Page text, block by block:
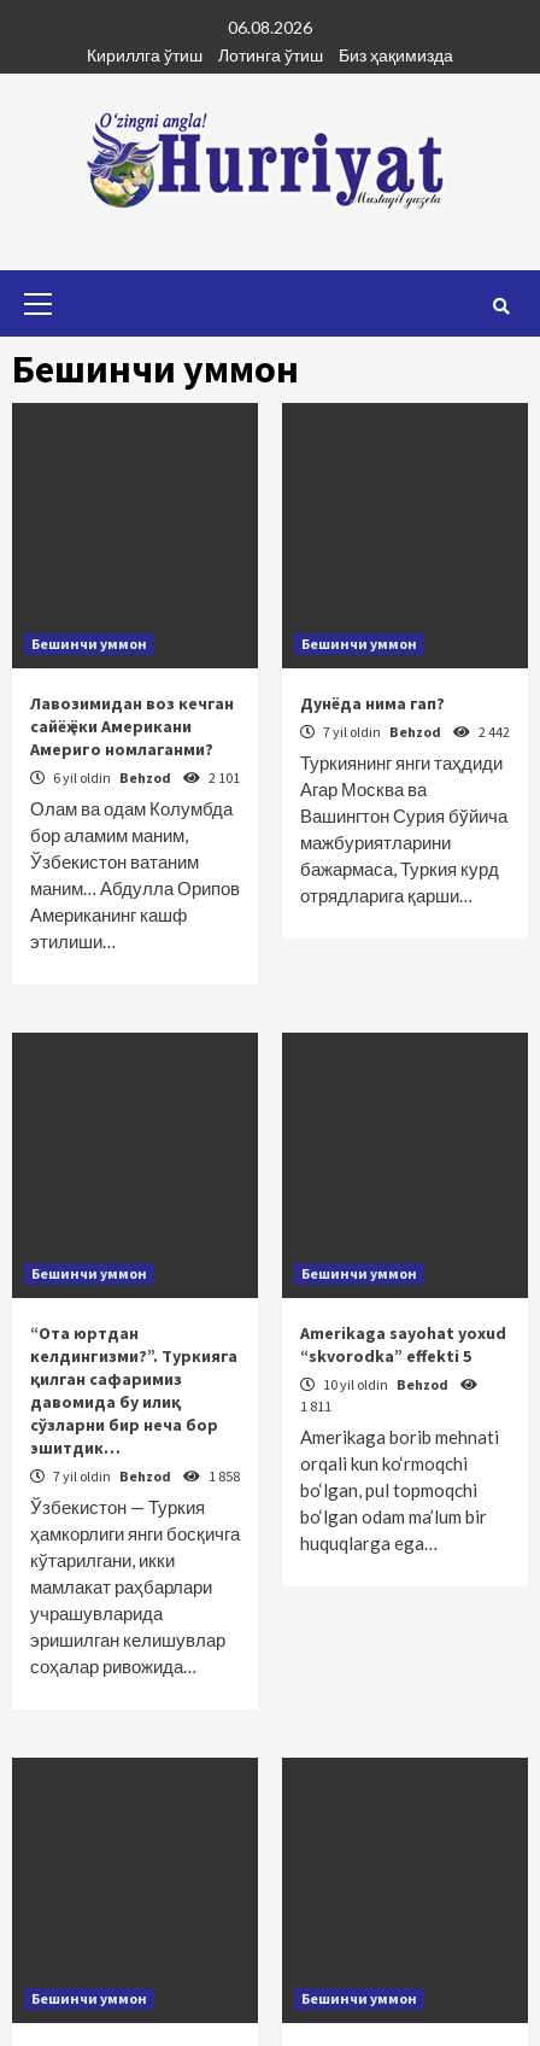
content
06.08.2026
Кириллга ўтиш
Лотинга ўтиш Биз ҳақимизда
Бешинчи уммон
Бешинчи уммон
Лавозимидан воз кечган
сайёҳ ёки Американи
Америго номлаганми?
6 yil oldin Behzod 2 101
Олам ва одам Колумбда
бор аламим маним,
Ўзбекистон ватаним
маним… Абдулла Орипов
Американинг кашф
этилиши…
Бешинчи уммон
Дунёда нима гап?
7 yil oldin Behzod 2 442
Туркиянинг янги таҳдиди
Агар Москва ва
Вашингтон Сурия бўйича
мажбуриятларини
бажармаса, Туркия курд
отрядларига қарши…
Бешинчи уммон
“Ота юртдан
келдингизми?”. Туркияга
қилган сафаримиз
давомида бу илиқ
сўзларни бир неча бор
эшитдик…
7 yil oldin Behzod 1 858
Ўзбекистон — Туркия
ҳамкорлиги янги босқичга
кўтарилгани, икки
мамлакат раҳбарлари
учрашувларида
эришилган келишувлар
соҳалар ривожида…
Бешинчи уммон
Amerikaga sayohat yoxud
“skvorodka” effekti 5
10 yil oldin Behzod
1 811
Amerikaga borib mehnati
orqali kun ko‘rmoqchi
bo‘lgan, pul topmoqchi
bo‘lgan odam ma’lum bir
huquqlarga ega…
Бешинчи уммон Бешинчи уммон